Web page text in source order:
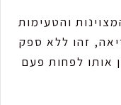
והטעימות
זהו ללא ספק
אותו לפחות פעם